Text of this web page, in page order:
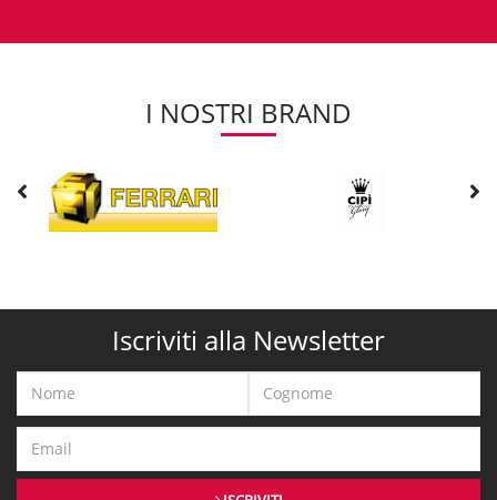
I NOSTRI BRAND
Iscriviti alla Newsletter